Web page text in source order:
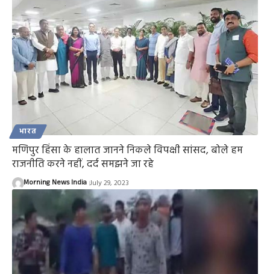
भारत
मणिपुर हिंसा के हालात जानने निकले विपक्षी सांसद, बोले हम
राजनीति करने नहीं, दर्द समझने जा रहे
Morning News India July 29, 2023